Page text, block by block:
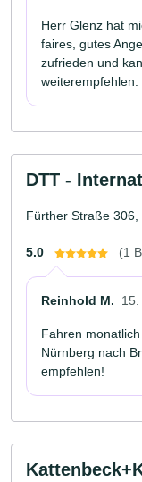
Herr Glenz hat
faires, gutes
zufrieden und
weiterempfehlen.
DTT -
Fürther Straße
5.0 (1
Reinhold M.
Fahren
Nürnberg nach
empfehlen!